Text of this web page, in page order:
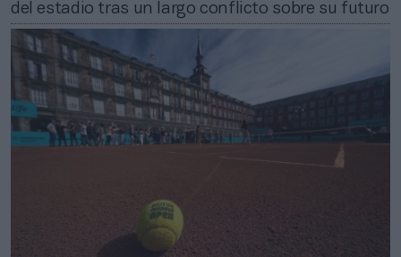
del estadio tras un largo conflicto sobre su futuro